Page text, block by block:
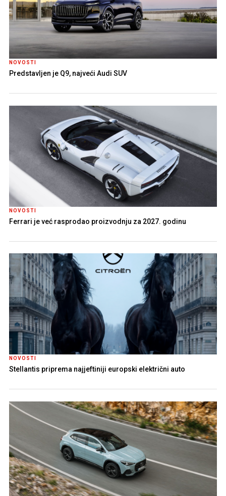
NOVOSTI
Predstavljen je Q9, najveći Audi SUV
NOVOSTI
Ferrari je već rasprodao proizvodnju za 2027. godinu
NOVOSTI
Stellantis priprema najjeftiniji europski električni auto